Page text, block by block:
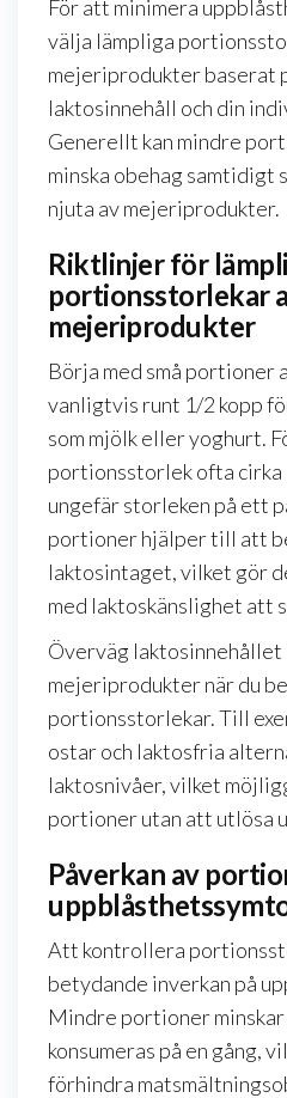
För att minimera
välja lämpliga
mejeriprodukter baserat
laktosinnehåll och din
Generellt kan mindre
minska obehag samtidigt
njuta av mejeriprodukter.
Riktlinjer för
portionsstorlekar
mejeriprodukter
Börja med små portioner
vanligtvis runt 1/2 kopp
som mjölk eller yoghurt.
portionsstorlek ofta cirka
ungefär storleken på ett
portioner hjälper till att
laktosintaget, vilket gör
med laktoskänslighet att
Överväg laktosinnehållet
mejeriprodukter när du
portionsstorlekar. Till
ostar och laktosfria
laktosnivåer, vilket
portioner utan att utlösa
Påverkan av
Att kontrollera
betydande inverkan på
Mindre portioner minskar
konsumeras på en gång,
förhindra